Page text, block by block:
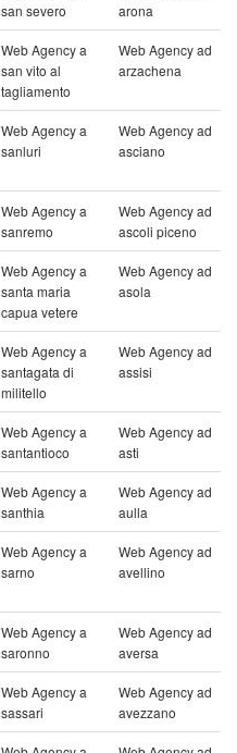
san severo
arona
Web Agency a
san vito al
tagliamento
Web Agency ad
arzachena
Web Agency a
sanluri
Web Agency ad
asciano
Web Agency a
sanremo
Web Agency ad
ascoli piceno
Web Agency a
santa maria
capua vetere
Web Agency ad
asola
Web Agency a
santagata di
militello
Web Agency ad
assisi
Web Agency a
santantioco
Web Agency ad
asti
Web Agency a
santhia
Web Agency ad
aulla
Web Agency a
sarno
Web Agency ad
avellino
Web Agency a
saronno
Web Agency ad
aversa
Web Agency a
sassari
Web Agency ad
avezzano